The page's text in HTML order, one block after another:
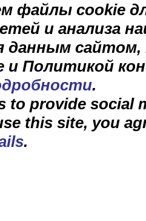
файлы cookie
и анализа
данным
и Политикой
.
to provide social
this site, you
.